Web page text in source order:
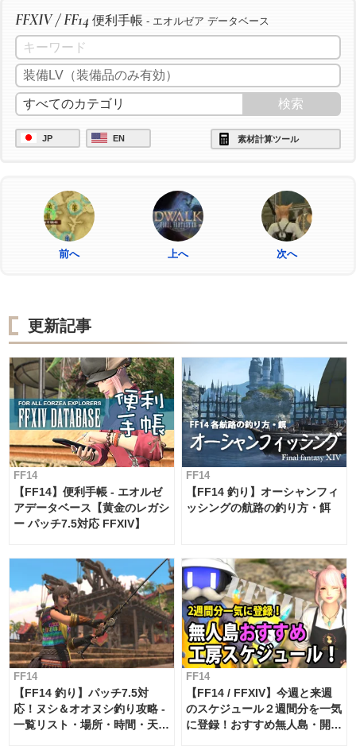
FFXIV / FF14 便利手帳 - エオルゼア データベース
JP EN 素材計算ツール
前へ 上へ 次へ
更新記事
FF14
【FF14】便利手帳 - エオルゼ
アデータベース【黄金のレガシ
ー パッチ7.5対応 FFXIV】
FF14
【FF14 釣り】オーシャンフィ
ッシングの航路の釣り方・餌
FF14
【FF14 釣り】パッチ7.5対
応！ヌシ＆オオヌシ釣り攻略 -
一覧リスト・場所・時間・天
FF14
【FF14 / FFXIV】今週と来週
のスケジュール２週間分を一気
に登録！おすすめ無人島・開拓